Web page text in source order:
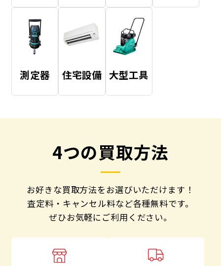
測定器 住宅設備 大型工具
4つの買取方法
お好きな買取方法をお選びいただけます！
査定料・キャンセル料など各種無料です。
ぜひお気軽にご利用ください。